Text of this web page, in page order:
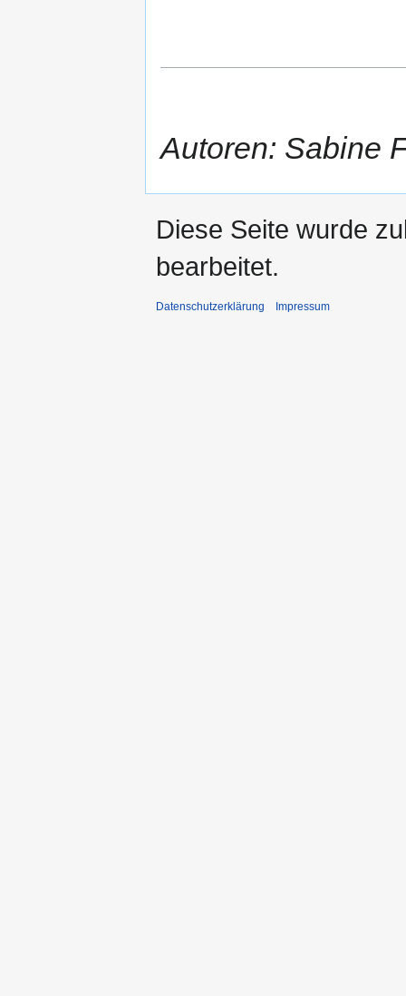
Autoren: Sabine
Diese Seite wurde
bearbeitet.
Datenschutzerklärung Impressum